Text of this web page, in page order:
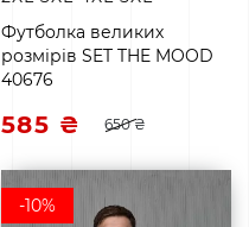
Футболка великих
розмірів SET THE MOOD
40676
585 ₴ 650 ₴
-10%